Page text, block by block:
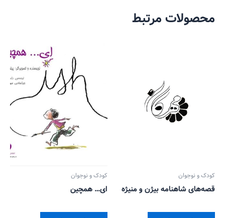
محصولات مرتبط
کودک و نوجوان
قصه‌های شاهنامه بیژن و منیژه
کودک و نوجوان
ای… همچین